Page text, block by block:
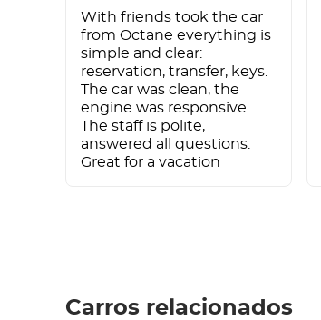
With friends took the car
from Octane everything is
simple and clear:
reservation, transfer, keys.
The car was clean, the
engine was responsive.
The staff is polite,
answered all questions.
Great for a vacation
Carros relacionados